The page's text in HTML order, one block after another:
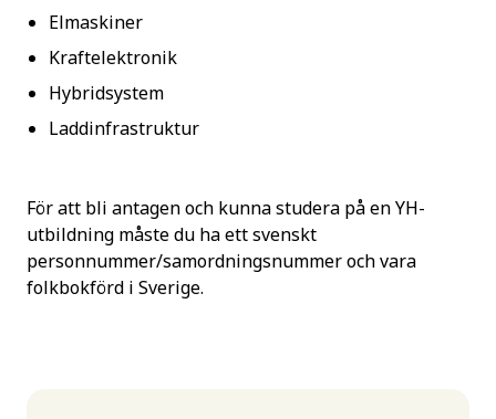
Elmaskiner
Kraftelektronik
Hybridsystem
Laddinfrastruktur
För att bli antagen och kunna studera på en YH-
utbildning måste du ha ett svenskt
personnummer/samordningsnummer och vara
folkbokförd i Sverige.